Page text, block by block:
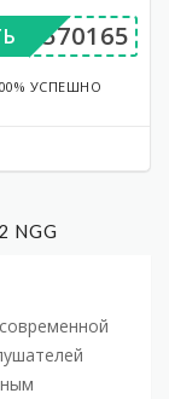
DP570165
УСПЕШНО
NGG